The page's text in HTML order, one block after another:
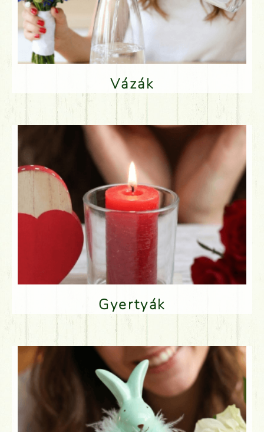
Vázák
Gyertyák